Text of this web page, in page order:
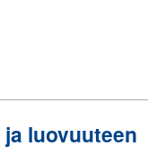
luovuuteen